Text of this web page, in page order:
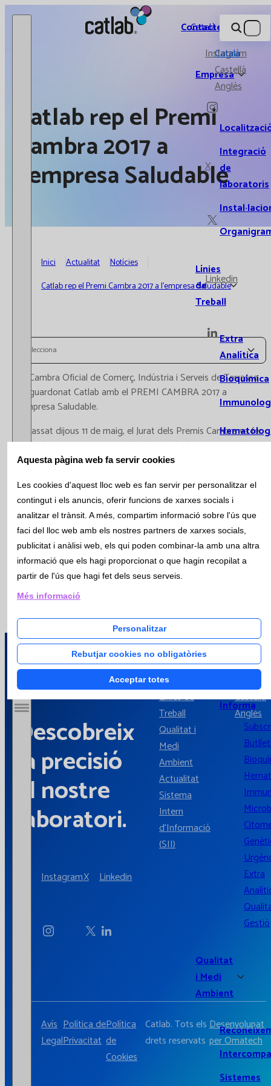
Obrir / Tancar menú
Catlab.
Empresa
Integració
de
laboratoris
Línies
de
Treball
Extra
Analítica
Bioquímica
Citometria
Genètica
Laboratoris
Notícies
Butlletí
Informa
Extra
Gestió
Qualitat
i Medi
Ambient
Sistemes
Contacte
Instagram
X
Linkedin
Català
Català
Castellà
Anglès
Catlab rep el Premi
Cambra 2017 a
l'empresa Saludable
Inici Actualitat
Notícies
Catlab rep el Premi Cambra 2017 a l'empresa Saludable
Selecciona
La Cambra Oficial de Comerç, Indústria i Serveis de Terrassa
ha guardonat Catlab amb el PREMI CAMBRA 2017 a
l'empresa Saludable.
El passat dijous 11 de maig, el Jurat dels Premis Cambra va fer
públic les 12 empreses guardonades amb els Premis Cambra
2017. Els premis són el reconeixement públic anual que la
aquelles empreses que contribueixen a potenciar el
desenvolupament social i econòmic de la seva demarcació.
Catlab ha estat guardonada en la categoria d'Empresa
Saludable, per la implementació d’una política empresarial en
matèria de prevenció i vigilància de la salut integrada i
sostenible, orientada a promoure hàbits saludables dins de
l’entorn de treball.
Catlab.
Descobreix
la precisió
al nostre
laboratori.
InstagramX Linkedin
Empresa
Línies de
Treball
Qualitat i
Medi
Ambient
Actualitat
Sistema
Intern
d'Informació
(SII)
Castellà
Anglès
Avís
Legal
Política de
Privacitat
Política
de
Cookies
Catlab. Tots els
drets reservats
Desenvolupat
per Omatech
Aquesta pàgina web fa servir cookies
Les cookies d'aquest lloc web es fan servir per personalitzar el
contingut i els anuncis, oferir funcions de xarxes socials i
analitzar el trànsit. A més, compartim informació sobre l'ús que
faci del lloc web amb els nostres partners de xarxes socials,
publicitat i anàlisi web, els qui poden combinar-la amb una altra
informació que els hagi proporcionat o que hagin recopilat a
partir de l'ús que hagi fet dels seus serveis.
Més informació
Personalitzar
Rebutjar cookies no obligatòries
Acceptar totes